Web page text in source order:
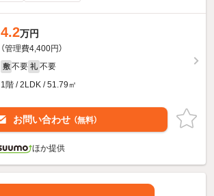
4.2万円
（管理費4,400円）
敷 不要 礼 不要
1階 / 2LDK / 51.79㎡
お問い合わせ （無料）
ほか提供